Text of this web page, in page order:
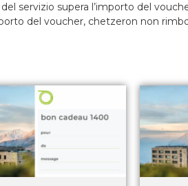
servizio supera l’importo del
del voucher, chetzeron non